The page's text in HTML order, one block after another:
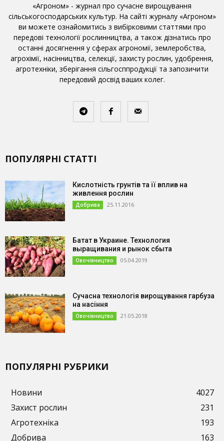
«Агроном» - журнал про сучасне вирощування
сільськогосподарських культур. На сайті журналу «Агроном»
ви можете ознайомитись з вибірковими статтями про
передові технології рослинництва, а також дізнатись про
останні досягнення у сферах агрономії, землеробства,
агрохімії, насінництва, селекції, захисту рослин, удобрення,
агротехніки, зберігання сільгосппродукції та запозичити
передовий досвід ваших колег.
ПОПУЛЯРНІ СТАТТІ
Кислотність грунтів та її вплив на
живлення рослин
Добрива 25.11.2016
Батат в Украине. Технология
выращивания и рынок сбыта
Овочівництво 05.04.2019
Сучасна технологія вирощування гарбуза
на насіння
Овочівництво 21.05.2018
ПОПУЛЯРНІ РУБРИКИ
Новини
4027
Захист рослин
231
Агротехніка
193
Добрива
163